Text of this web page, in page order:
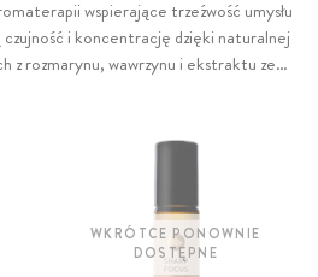
wspierające trzeźwość umysłu
czujność i koncentrację dzięki naturalnej
z rozmarynu, wawrzynu i ekstraktu ze
WKRÓTCE PONOWNIE
DOSTĘPNE